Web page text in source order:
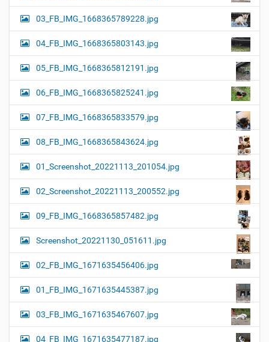
03_FB_IMG_1668365789228.jpg
04_FB_IMG_1668365803143.jpg
05_FB_IMG_1668365812191.jpg
06_FB_IMG_1668365825241.jpg
07_FB_IMG_1668365833579.jpg
08_FB_IMG_1668365843624.jpg
01_Screenshot_20221113_201054.jpg
02_Screenshot_20221113_200552.jpg
09_FB_IMG_1668365857482.jpg
Screenshot_20221130_051611.jpg
02_FB_IMG_1671635456406.jpg
01_FB_IMG_1671635445387.jpg
03_FB_IMG_1671635467607.jpg
04_FB_IMG_1671635477187.jpg